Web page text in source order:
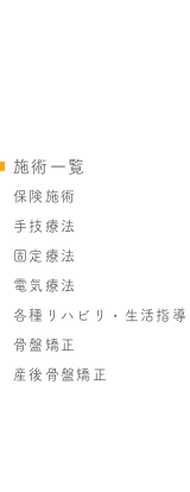
施術一覧
保険施術
手技療法
固定療法
電気療法
各種リハビリ・生活指導
骨盤矯正
産後骨盤矯正